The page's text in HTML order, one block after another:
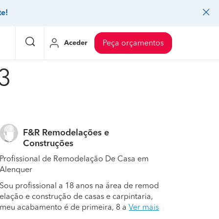
Controlo de pragas
Sistemas de segurança
Carpintaria e marcenaria
Pintura
Canalização
Limpeza
Preço Arquitetos
Aceder Peça orçamentos
F&R Remodelações e
Construções
Profissional de Remodelação De Casa em
Alenquer
Sou profissional a 18 anos na área de remod
elação e construção de casas e carpintaria,
meu acabamento é de primeira, 8 a Ver mais